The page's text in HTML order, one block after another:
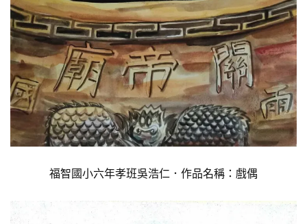
福智國小六年孝班吳浩仁．作品名稱：戲偶